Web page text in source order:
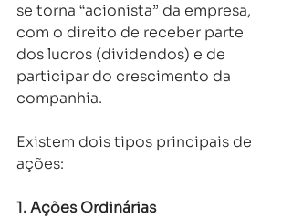
se torna “acionista” da empresa,
com o direito de receber parte
dos lucros (dividendos) e de
participar do crescimento da
companhia.
Existem dois tipos principais de
ações:
1. Ações Ordinárias